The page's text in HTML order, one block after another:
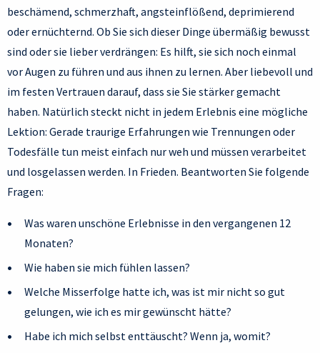
beschämend, schmerzhaft, angsteinflößend, deprimierend
oder ernüchternd. Ob Sie sich dieser Dinge übermäßig bewusst
sind oder sie lieber verdrängen: Es hilft, sie sich noch einmal
vor Augen zu führen und aus ihnen zu lernen. Aber liebevoll und
im festen Vertrauen darauf, dass sie Sie stärker gemacht
haben. Natürlich steckt nicht in jedem Erlebnis eine mögliche
Lektion: Gerade traurige Erfahrungen wie Trennungen oder
Todesfälle tun meist einfach nur weh und müssen verarbeitet
und losgelassen werden. In Frieden. Beantworten Sie folgende
Fragen:
Was waren unschöne Erlebnisse in den vergangenen 12
Monaten?
Wie haben sie mich fühlen lassen?
Welche Misserfolge hatte ich, was ist mir nicht so gut
gelungen, wie ich es mir gewünscht hätte?
Habe ich mich selbst enttäuscht? Wenn ja, womit?